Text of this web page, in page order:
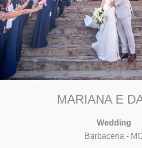
MARIANA E
Wedding
Barbacena -